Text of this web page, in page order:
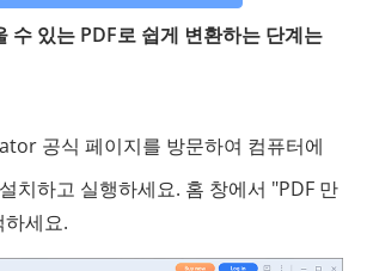
수 있는 PDF로 쉽게 변환하는 단계는
공식 페이지를 방문하여 컴퓨터에
치하고 실행하세요. 홈 창에서 "PDF 만
세요.